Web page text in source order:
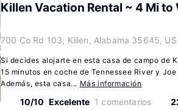
Killen Vacation Rental ~ 4 Mi to
700 Co Rd 103, Killen, Alabama 35645, US
Si decides alojarte en esta casa de campo de
15 minutos en coche de Tennessee River y
Además, esta casa... Más información
10/10 Excelente 1 comentarios